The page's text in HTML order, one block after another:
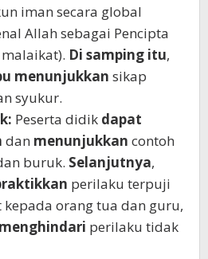
iman secara global
Allah sebagai Pencipta
Di samping itu,
menunjukkan sikap
syukur.
Peserta didik dapat
dan menunjukkan contoh
buruk. Selanjutnya,
perilaku terpuji
orang tua dan guru,
menghindari perilaku tidak